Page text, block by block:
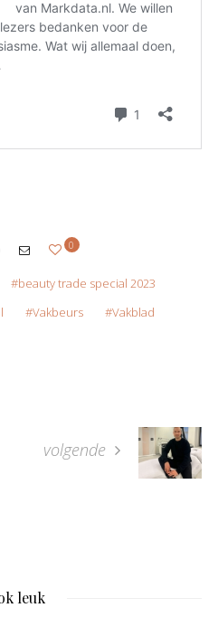
0
beauty trade special 2023
Vakbeurs Vakblad
volgende
leuk